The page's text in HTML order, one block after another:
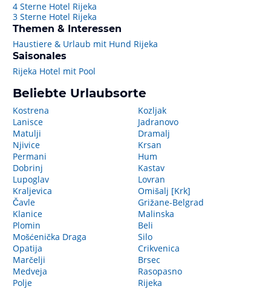
4 Sterne Hotel Rijeka
3 Sterne Hotel Rijeka
Themen & Interessen
Haustiere & Urlaub mit Hund Rijeka
Saisonales
Rijeka Hotel mit Pool
Beliebte Urlaubsorte
Kostrena
Lanisce
Matulji
Njivice
Permani
Dobrinj
Lupoglav
Kraljevica
Čavle
Klanice
Plomin
Mošćenička Draga
Opatija
Marčelji
Medveja
Polje
Kozljak
Jadranovo
Dramalj
Krsan
Hum
Kastav
Lovran
Omišalj [Krk]
Grižane-Belgrad
Malinska
Beli
Silo
Crikvenica
Brsec
Rasopasno
Rijeka